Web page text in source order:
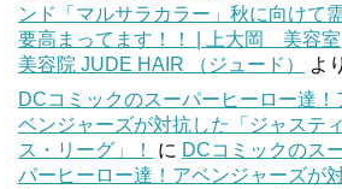
ンド「マルサラカラー」秋に向けて
要高まってます！！ | 上大岡 美容室
美容院 JUDE HAIR （ジュード）
より
DCコミックのスーパーヒーロー達！
ベンジャーズが対抗した「ジャスティ
ス・リーグ」！
に DCコミックのス
パーヒーロー達！アベンジャーズが